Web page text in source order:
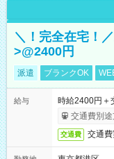
＼！完全在宅！
>@2400円
派遣 ブランクOK
給与
時給2400円＋
交通費別途
交通費 交通費